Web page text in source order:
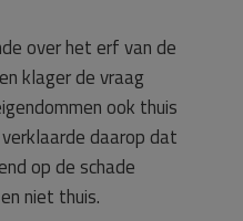
over het erf van de
klager de vraag
ook thuis
daarop dat
op de schade
niet thuis.